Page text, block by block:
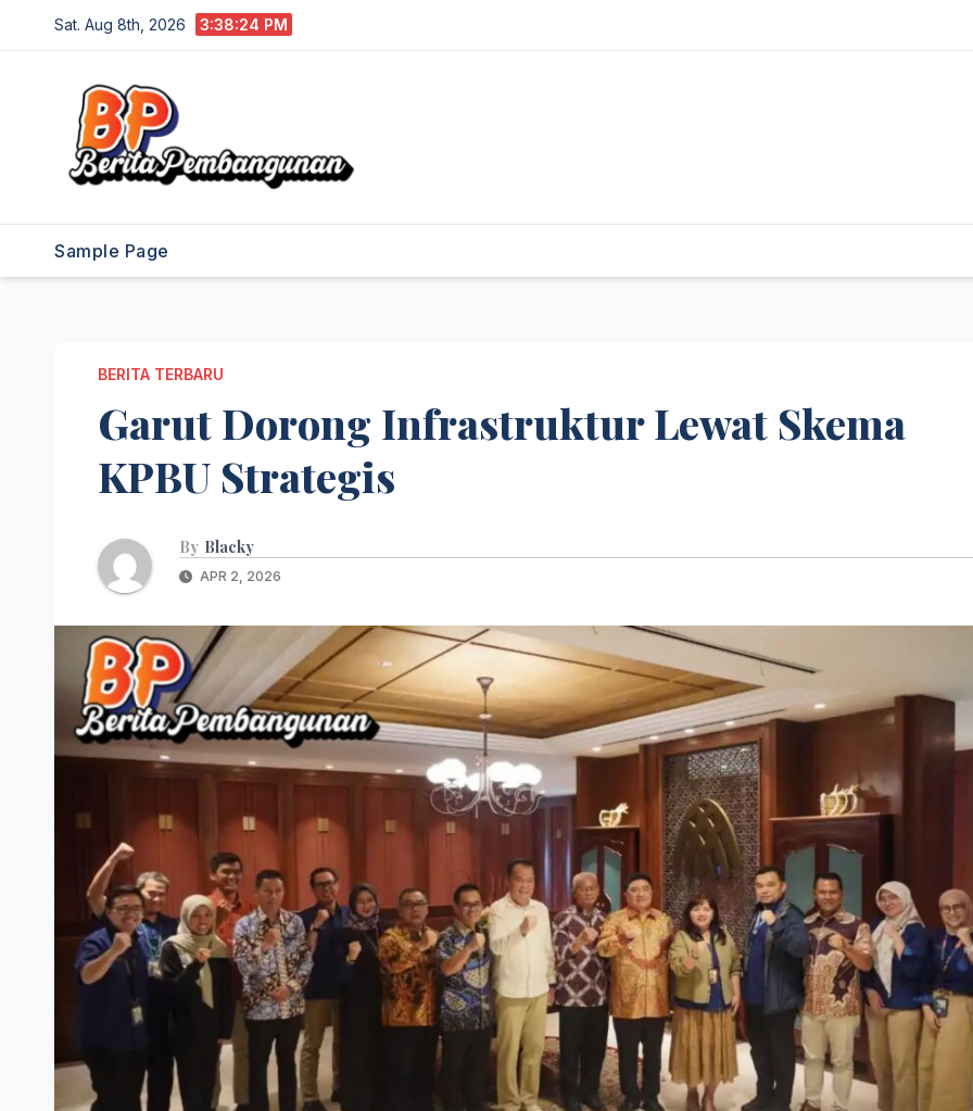
to
Sat. Aug 8th, 2026 3:38:26 PM
Sample Page
BERITA TERBARU
Garut Dorong Infrastruktur Lewat Skema
KPBU Strategis
By Blacky
APR 2, 2026